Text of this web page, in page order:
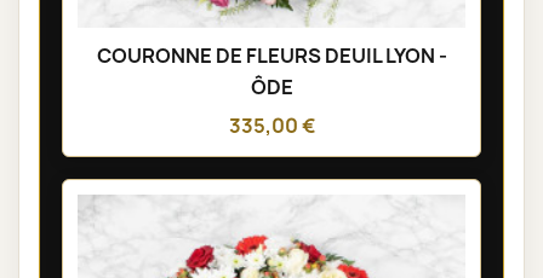
COURONNE DE FLEURS DEUIL LYON -
ÔDE
335,00 €